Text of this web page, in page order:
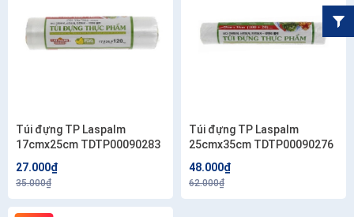
Túi đựng TP Laspalm
17cmx25cm TDTP00090283
27.000₫
35.000₫
Túi đựng TP Laspalm
25cmx35cm TDTP00090276
48.000₫
62.000₫